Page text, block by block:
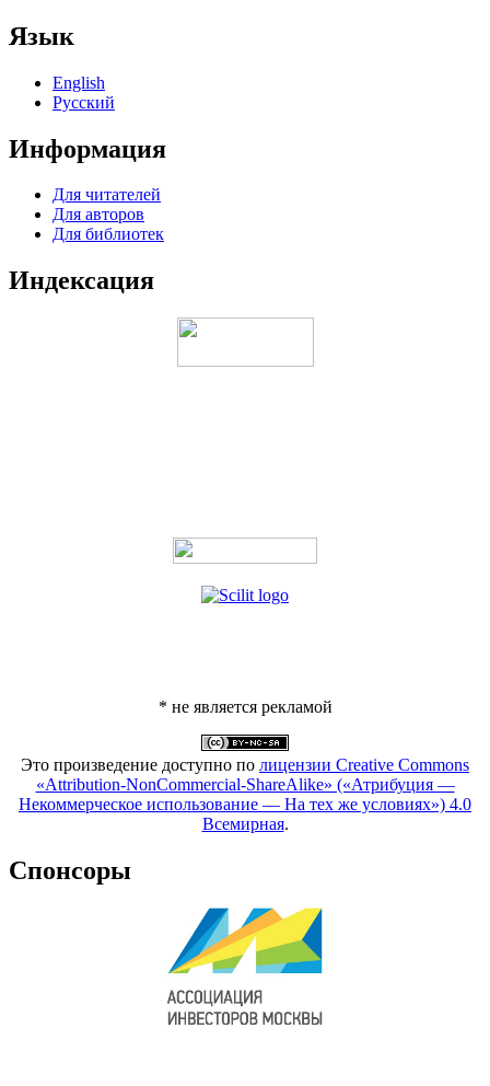
Язык
English
Русский
Информация
Для читателей
Для авторов
Для библиотек
Индексация
* не является рекламой
Это произведение доступно по лицензии Creative Commons
«Attribution-NonCommercial-ShareAlike» («Атрибуция —
Некоммерческое использование — На тех же условиях») 4.0
Всемирная.
Спонсоры